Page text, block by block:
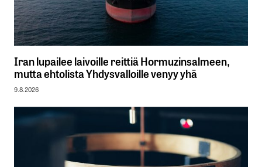
Iran lupailee laivoille reittiä Hormuzinsalmeen,
mutta ehtolista Yhdysvalloille venyy yhä
9.8.2026